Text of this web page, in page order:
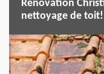
Rénovation
nettoyage de toit!